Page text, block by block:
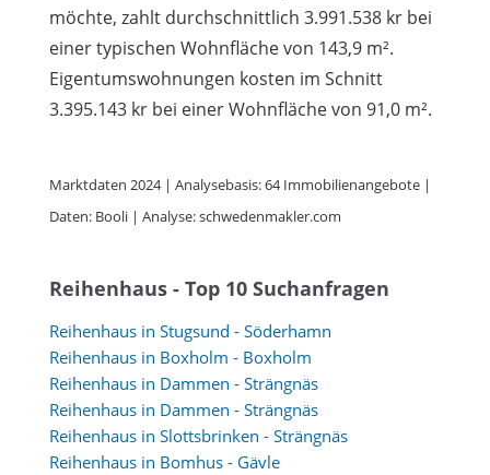
möchte, zahlt durchschnittlich 3.991.538 kr bei
einer typischen Wohnfläche von 143,9 m².
Eigentumswohnungen kosten im Schnitt
3.395.143 kr bei einer Wohnfläche von 91,0 m².
Marktdaten 2024 | Analysebasis: 64 Immobilienangebote |
Daten: Booli | Analyse: schwedenmakler.com
Reihenhaus - Top 10 Suchanfragen
Reihenhaus in Stugsund - Söderhamn
Reihenhaus in Boxholm - Boxholm
Reihenhaus in Dammen - Strängnäs
Reihenhaus in Dammen - Strängnäs
Reihenhaus in Slottsbrinken - Strängnäs
Reihenhaus in Bomhus - Gävle